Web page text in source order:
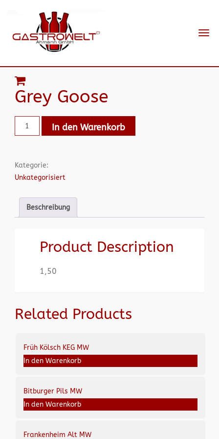
Grey Goose
In den Warenkorb
Kategorie:
Unkategorisiert
Beschreibung
Product Description
1,50
Related Products
Früh Kölsch KEG MW
In den Warenkorb
Bitburger Pils MW
In den Warenkorb
Frankenheim Alt MW